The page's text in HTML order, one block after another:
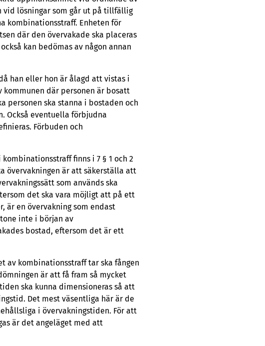
vid lösningar som går ut på tillfällig
kombinationsstraff. Enheten för
där den övervakade ska placeras
kan bedömas av någon annan
han eller hon är ålagd att vistas i
kommunen där personen är bosatt
personen ska stanna i bostaden och
Också eventuella förbjudna
Förbuden och
finns i 7 § 1 och 2
övervakningen är att säkerställa att
som används ska
det ska vara möjligt att på ett
är en övervakning som endast
inte i början av
bostad, eftersom det är ett
av kombinationsstraff tar ska fången
är att få fram så mycket
ska kunna dimensioneras så att
Det mest väsentliga här är de
i övervakningstiden. För att
är det angeläget med att